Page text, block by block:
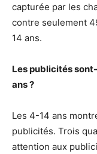
capturée par les
contre seulement
14 ans.
Les publicités
ans ?
Les 4-14 ans
publicités. Trois
attention aux